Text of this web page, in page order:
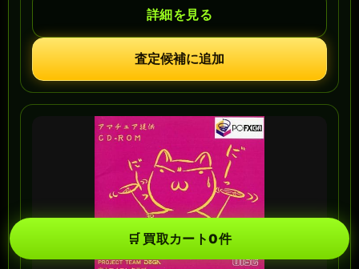
詳細を見る
査定候補に追加
🛒 買取カート0件